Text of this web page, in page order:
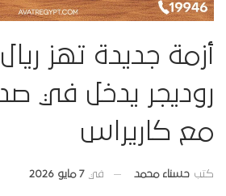
أزمة جديدة تهز
روديجر يدخل في
مع كاريراس
كتب حسناء محمد في 7 مايو 2026